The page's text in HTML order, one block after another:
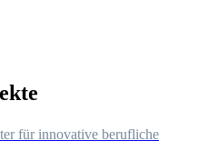
für innovative berufliche